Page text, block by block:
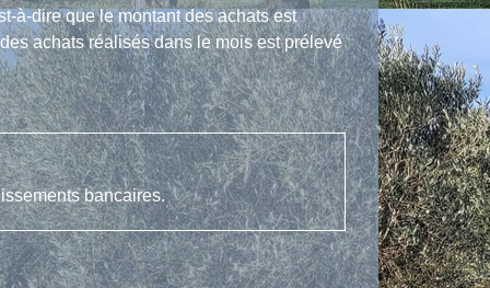
à-dire que le montant des achats est
achats réalisés dans le mois est prélevé
bancaires.